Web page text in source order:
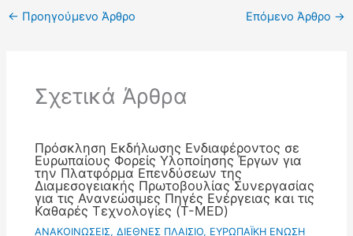
← Προηγούμενο Άρθρο Επόμενο Άρθρο →
Σχετικά Άρθρα
Πρόσκληση Εκδήλωσης Ενδιαφέροντος σε
Ευρωπαίους Φορείς Υλοποίησης Έργων για
την Πλατφόρμα Επενδύσεων της
Διαμεσογειακής Πρωτοβουλίας Συνεργασίας
για τις Ανανεώσιμες Πηγές Ενέργειας και τις
Καθαρές Τεχνολογίες (T-MED)
ΑΝΑΚΟΙΝΩΣΕΙΣ,ΔΙΕΘΝΕΣ ΠΛΑΙΣΙΟ, ΕΥΡΩΠΑΪΚΗ ΕΝΩΣΗ